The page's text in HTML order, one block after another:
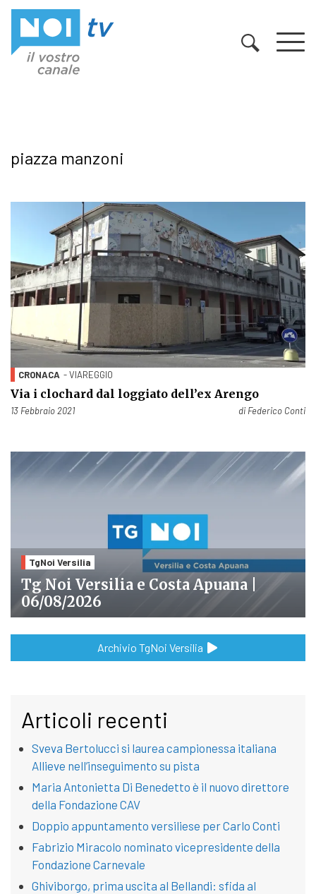
piazza manzoni
CRONACA - VIAREGGIO
Via i clochard dal loggiato dell’ex Arengo
Pubblicato il
13 Febbraio 2021 di Federico Conti
TgNoi Versilia
Tg Noi Versilia e Costa Apuana |
06/08/2026
Archivio TgNoi Versilia
Articoli recenti
Sveva Bertolucci si laurea campionessa italiana
Allieve nell’inseguimento su pista
Maria Antonietta Di Benedetto è il nuovo direttore
della Fondazione CAV
Doppio appuntamento versiliese per Carlo Conti
Fabrizio Miracolo nominato vicepresidente della
Fondazione Carnevale
Ghiviborgo, prima uscita al Bellandi: sfida al